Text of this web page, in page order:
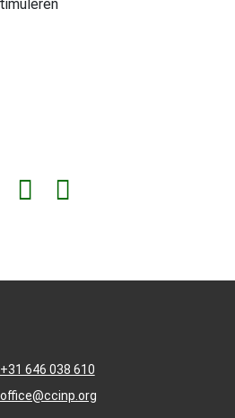
+31 646 038 610
office@ccinp.org